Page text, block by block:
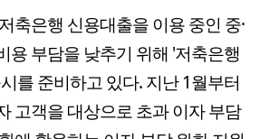
축은행 신용대출을 이용 중인 중·
용 부담을 낮추기 위해 '저축은행
를 준비하고 있다. 지난 1월부터
고객을 대상으로 초과 이자 부담